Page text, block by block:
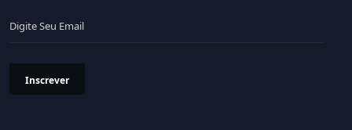
Inscrever